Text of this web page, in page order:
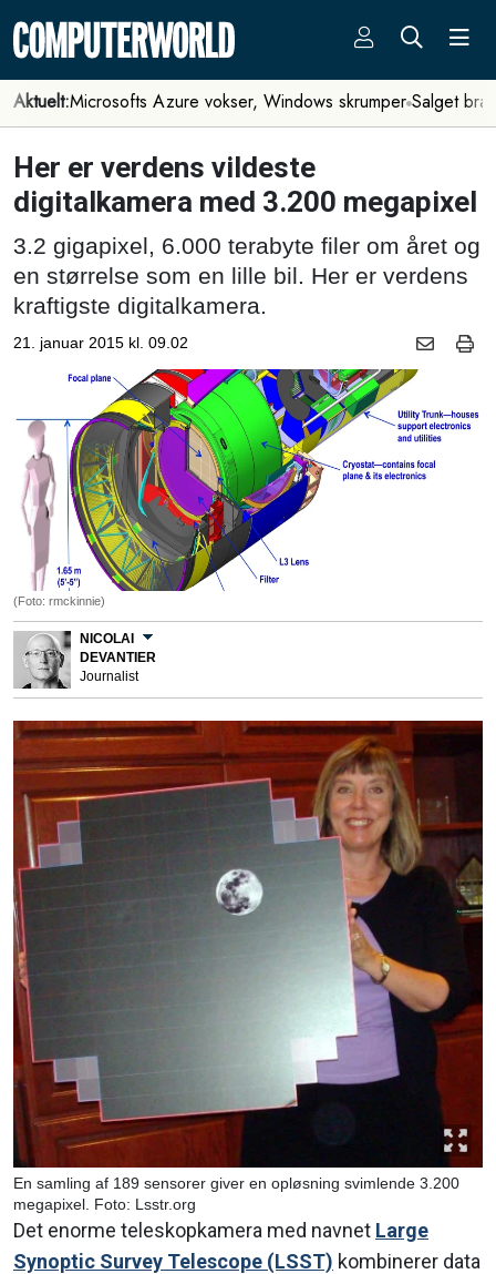
Aktuelt:Microsofts Azure vokser, Windows skrumper Salget
Her er verdens vildeste
digitalkamera med 3.200 megapixel
3.2 gigapixel, 6.000 terabyte filer om året og
en størrelse som en lille bil. Her er verdens
kraftigste digitalkamera.
21. januar 2015 kl. 09.02
(Foto: rmckinnie)
NICOLAI
DEVANTIER
Journalist
En samling af 189 sensorer giver en opløsning svimlende 3.200
megapixel. Foto: Lsstr.org
Det enorme teleskopkamera med navnet Large
Synoptic Survey Telescope (LSST) kombinerer data